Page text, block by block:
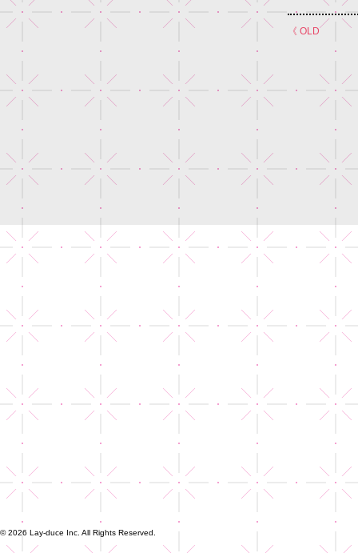
《 OLD
© 2026 Lay-duce Inc. All Rights Reserved.